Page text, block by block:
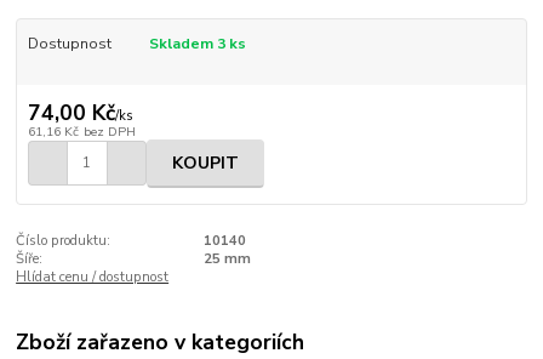
Dostupnost Skladem 3 ks
74,00 Kč/ks
61,16 Kč bez DPH
KOUPIT
Číslo produktu:
10140
Šíře:
25 mm
Hlídat cenu / dostupnost
Zboží zařazeno v kategoriích